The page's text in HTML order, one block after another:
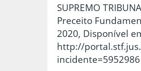
SUPREMO
Preceito
2020, Disponível
http://
incidente=5952986